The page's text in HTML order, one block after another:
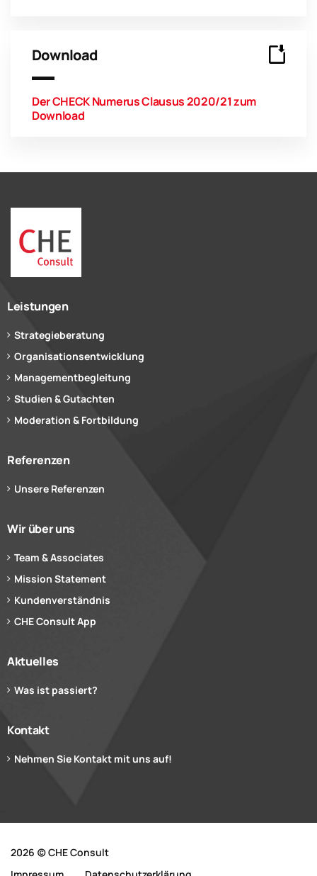
Download
Der CHECK Numerus Clausus 2020/21 zum
Download
Leistungen
Strategieberatung
Organisationsentwicklung
Managementbegleitung
Studien & Gutachten
Moderation & Fortbildung
Referenzen
Unsere Referenzen
Wir über uns
Team & Associates
Mission Statement
Kundenverständnis
CHE Consult App
Aktuelles
Was ist passiert?
Kontakt
Nehmen Sie Kontakt mit uns auf!
2026 (c) CHE Consult